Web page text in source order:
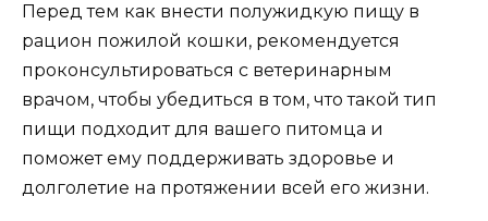
Перед тем как внести полужидкую пищу в
рацион пожилой кошки, рекомендуется
проконсультироваться с ветеринарным
врачом, чтобы убедиться в том, что такой тип
пищи подходит для вашего питомца и
поможет ему поддерживать здоровье и
долголетие на протяжении всей его жизни.